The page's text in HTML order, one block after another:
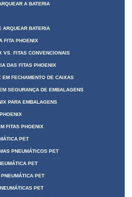
A BATERIA
ARQUEAR BATERIA
FITA PHOENIX
VS. FITAS CONVENCIONAIS
DAS FITAS PHOENIX
EM FECHAMENTO DE CAIXAS
SEGURANÇA DE EMBALAGENS
PARA EMBALAGENS
FITAS PHOENIX
PET
PNEUMÁTICOS PET
PET
PET
PET